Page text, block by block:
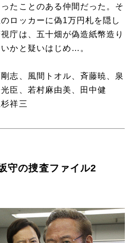
たことのある仲間だった。そ
ロッカーに偽1万円札を隠し
庁は、五十畑が偽造紙幣造り
かと疑いはじめ…。
志、風間トオル、斉藤暁、泉
臣、若村麻由美、田中健
祥三
守の捜査ファイル2